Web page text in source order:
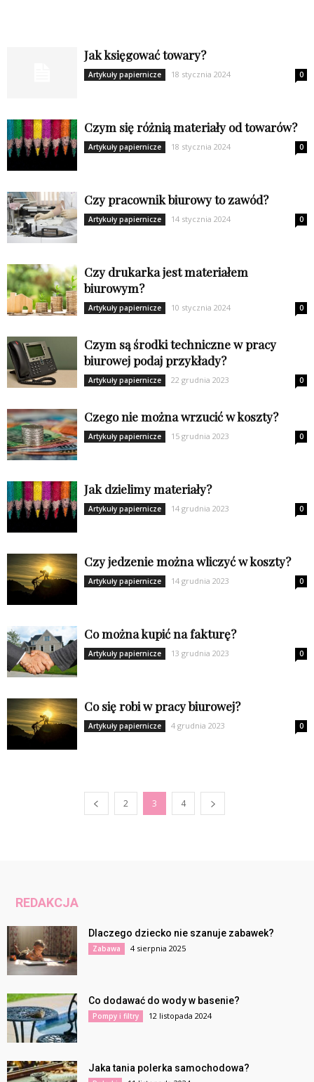
Jak księgować towary?
Artykuły papiernicze 18 stycznia 2024 0
Czym się różnią materiały od towarów?
Artykuły papiernicze 18 stycznia 2024 0
Czy pracownik biurowy to zawód?
Artykuły papiernicze 14 stycznia 2024 0
Czy drukarka jest materiałem
biurowym?
Artykuły papiernicze 10 stycznia 2024 0
Czym są środki techniczne w pracy
biurowej podaj przykłady?
Artykuły papiernicze 22 grudnia 2023 0
Czego nie można wrzucić w koszty?
Artykuły papiernicze 15 grudnia 2023 0
Jak dzielimy materiały?
Artykuły papiernicze 14 grudnia 2023 0
Czy jedzenie można wliczyć w koszty?
Artykuły papiernicze 14 grudnia 2023 0
Co można kupić na fakturę?
Artykuły papiernicze 13 grudnia 2023 0
Co się robi w pracy biurowej?
Artykuły papiernicze 4 grudnia 2023 0
2 3 4
REDAKCJA
Dlaczego dziecko nie szanuje zabawek?
Zabawa 4 sierpnia 2025
Co dodawać do wody w basenie?
Pompy i filtry 12 listopada 2024
Jaka tania polerka samochodowa?